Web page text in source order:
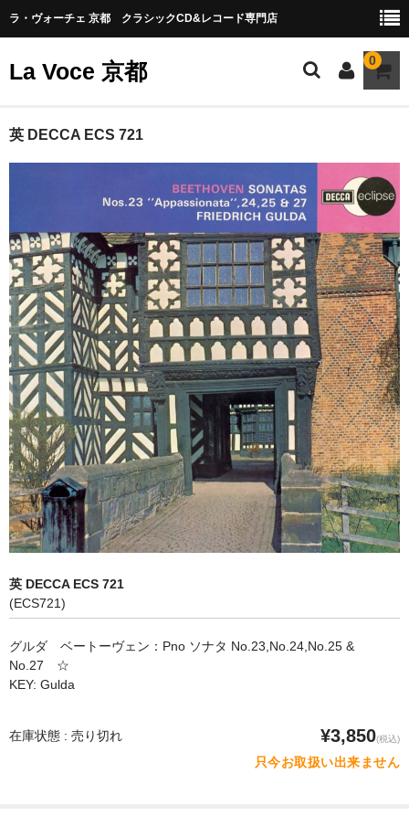
ラ・ヴォーチェ 京都 クラシックCD&レコード専門店
La Voce 京都 0
CATALOG LP
交響曲・管弦楽曲
協奏曲
室内楽曲
器楽曲
声楽曲
合唱
オペラ
歌曲
古楽曲
CD&BOOK
PICK UP
ORDER
CONTACT
英 DECCA ECS 721
英 DECCA ECS 721
(ECS721)
グルダ ベートーヴェン：Pno ソナタ No.23,No.24,No.25 &
No.27 ☆
KEY: Gulda
在庫状態 : 売り切れ ¥3,850(税込)
只今お取扱い出来ません